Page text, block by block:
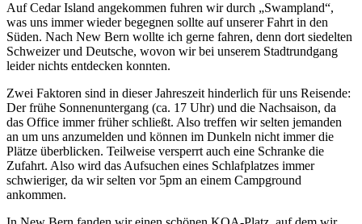
Auf Cedar Island angekommen fuhren wir durch „Swampland“,
was uns immer wieder begegnen sollte auf unserer Fahrt in den
Süden. Nach New Bern wollte ich gerne fahren, denn dort siedelten
Schweizer und Deutsche, wovon wir bei unserem Stadtrundgang
leider nichts entdecken konnten.
Zwei Faktoren sind in dieser Jahreszeit hinderlich für uns Reisende:
Der frühe Sonnenuntergang (ca. 17 Uhr) und die Nachsaison, da
das Office immer früher schließt. Also treffen wir selten jemanden
an um uns anzumelden und können im Dunkeln nicht immer die
Plätze überblicken. Teilweise versperrt auch eine Schranke die
Zufahrt. Also wird das Aufsuchen eines Schlafplatzes immer
schwieriger, da wir selten vor 5pm an einem Campground
ankommen.